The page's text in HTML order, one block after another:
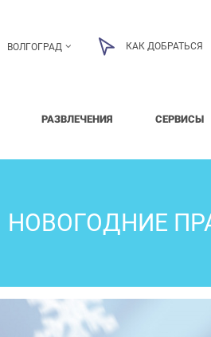
ВОЛГОГРАД КАК ДОБРАТЬСЯ
РАЗВЛЕЧЕНИЯ СЕРВИСЫ
НОВОГОДНИЕ